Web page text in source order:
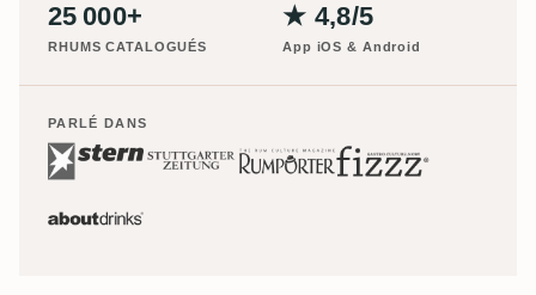
25 000+
RHUMS CATALOGUÉS
★ 4,8/5
App iOS & Android
PARLÉ DANS